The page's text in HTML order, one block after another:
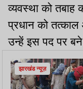
व्यवस्था को तबाह
प्रधान को तत्काल
उन्हें इस पद पर
झारखंड न्यूज़